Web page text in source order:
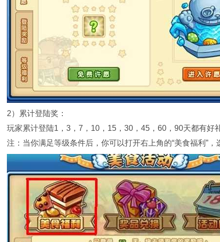
2）累计登陆奖：
玩家累计登陆1，3，7，10，15，30，45，60，90天都有好
注：当你满足等级条件后，你可以打开右上角的“美食福利”，